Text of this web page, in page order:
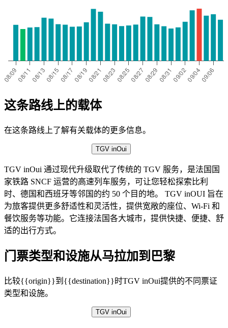
这条路线上的载体
在这条路线上了解有关载体的更多信息。
TGV inOui
TGV inOui 通过现代升级取代了传统的 TGV 服务，是法国国
家铁路 SNCF 运营的高速列车服务，可让您轻松探索比利
时、德国和西班牙等邻国的约 50 个目的地。 TGV inOUI 旨在
为旅客提供更多舒适性和灵活性，提供宽敞的座位、Wi-Fi 和
餐饮服务等功能。它连接法国各大城市，提供快捷、便捷、舒
适的出行方式。
门票类型和设施从马拉加到巴黎
比较{{origin}}到{{destination}}时TGV inOui提供的不同票证
类型和设施。
TGV inOui